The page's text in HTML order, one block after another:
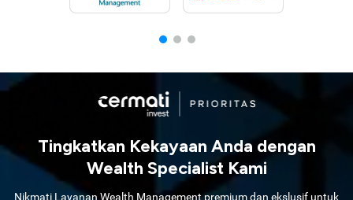
Tingkatkan Kekayaan Anda dengan
Wealth Specialist Kami
Nikmati Layanan Wealth Management premium dan ekslusif untuk